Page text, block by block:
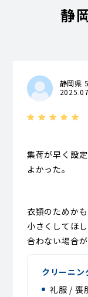
静
静岡県
集荷が早く設
よかった。
衣類のためか
小さくしてほ
合わない場合が
クリーニ
礼服 / 喪